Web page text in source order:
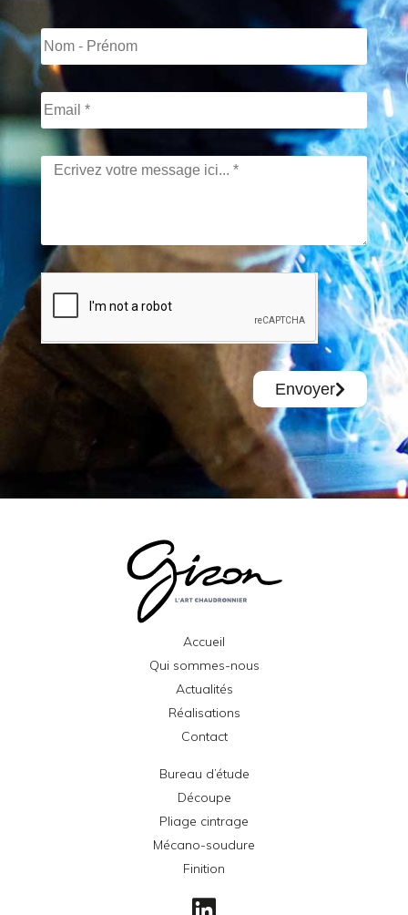
Envoyer
Accueil
Qui sommes-nous
Actualités
Réalisations
Contact
Bureau d’étude
Découpe
Pliage cintrage
Mécano-soudure
Finition